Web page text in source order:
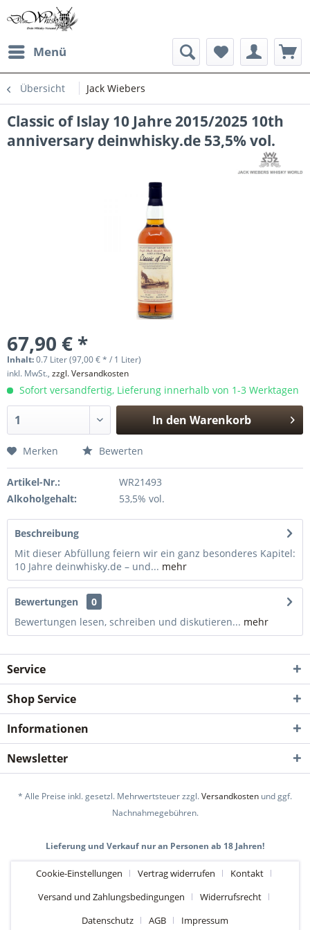
Menü
Übersicht Jack Wiebers
Classic of Islay 10 Jahre 2015/2025 10th
anniversary deinwhisky.de 53,5% vol.
67,90 € *
Inhalt:0.7 Liter (97,00 € * / 1 Liter)
inkl. MwSt., zzgl. Versandkosten
Sofort versandfertig, Lieferung innerhalb von 1-3 Werktagen
In den Warenkorb
Merken Bewerten
Artikel-Nr.:
WR21493
Alkoholgehalt:
53,5% vol.
Beschreibung
Mit dieser Abfüllung feiern wir ein ganz besonderes Kapitel:
10 Jahre deinwhisky.de – und... mehr
Bewertungen
0
Bewertungen lesen, schreiben und diskutieren... mehr
Service
Shop Service
Informationen
Newsletter
* Alle Preise inkl. gesetzl. Mehrwertsteuer zzgl.Versandkosten und ggf.
Nachnahmegebühren.
Lieferung und Verkauf nur an Personen ab 18 Jahren!
Cookie-Einstellungen Vertrag widerrufen
Kontakt
Versand und Zahlungsbedingungen
Widerrufsrecht
Datenschutz
AGB Impressum